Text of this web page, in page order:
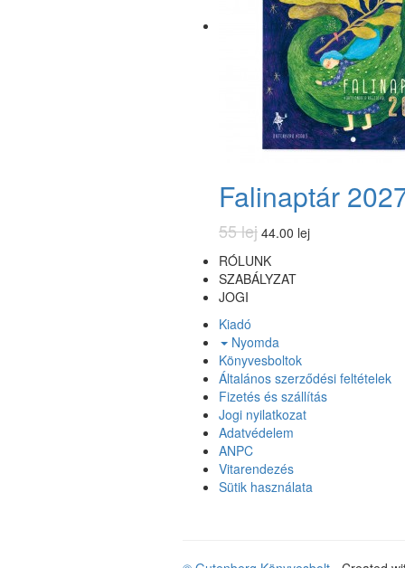
Falinaptár
55 lej 44.00 lej
RÓLUNK
SZABÁLYZAT
JOGI
Kiadó
Nyomda
Könyvesboltok
Általános szerződési feltételek
Fizetés és szállítás
Jogi nyilatkozat
Adatvédelem
ANPC
Vitarendezés
Sütik használata